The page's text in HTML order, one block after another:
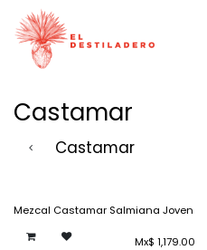
Ir al contenido
Castamar
Castamar
Mezcal Castamar Salmiana Joven
Mx$ 1,179.00